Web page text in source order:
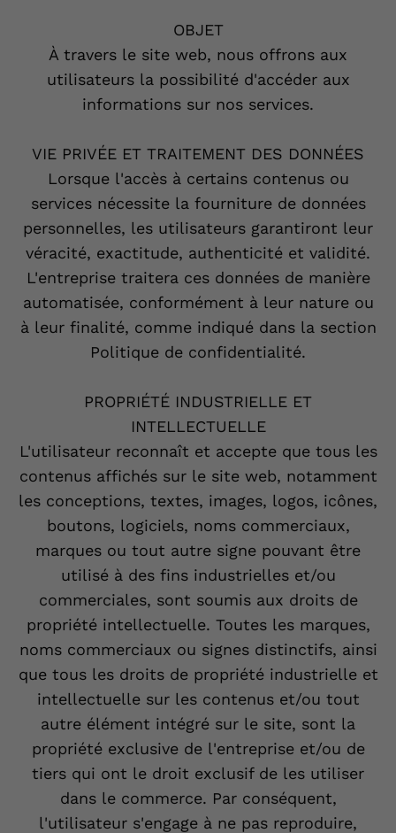
OBJET
À travers le site web, nous offrons aux
utilisateurs la possibilité d'accéder aux
informations sur nos services.
VIE PRIVÉE ET TRAITEMENT DES DONNÉES
Lorsque l'accès à certains contenus ou
services nécessite la fourniture de données
personnelles, les utilisateurs garantiront leur
véracité, exactitude, authenticité et validité.
L'entreprise traitera ces données de manière
automatisée, conformément à leur nature ou
à leur finalité, comme indiqué dans la section
Politique de confidentialité.
PROPRIÉTÉ INDUSTRIELLE ET
INTELLECTUELLE
L'utilisateur reconnaît et accepte que tous les
contenus affichés sur le site web, notamment
les conceptions, textes, images, logos, icônes,
boutons, logiciels, noms commerciaux,
marques ou tout autre signe pouvant être
utilisé à des fins industrielles et/ou
commerciales, sont soumis aux droits de
propriété intellectuelle. Toutes les marques,
noms commerciaux ou signes distinctifs, ainsi
que tous les droits de propriété industrielle et
intellectuelle sur les contenus et/ou tout
autre élément intégré sur le site, sont la
propriété exclusive de l'entreprise et/ou de
tiers qui ont le droit exclusif de les utiliser
dans le commerce. Par conséquent,
l'utilisateur s'engage à ne pas reproduire,